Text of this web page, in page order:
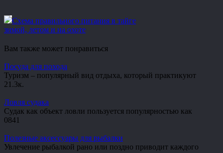
Схема правильного питания в тайге
зимой, летом и на охоте
Вам также может понравиться
Посуда для похода
Туризм – популярный вид отдыха, который практикуют
21.3к.
Ловля судака
Судак как объект ловли пользуется популярностью как
0841
Полезные аксессуары для рыбалки
Увлечение рыбалкой рано или поздно приводит каждого